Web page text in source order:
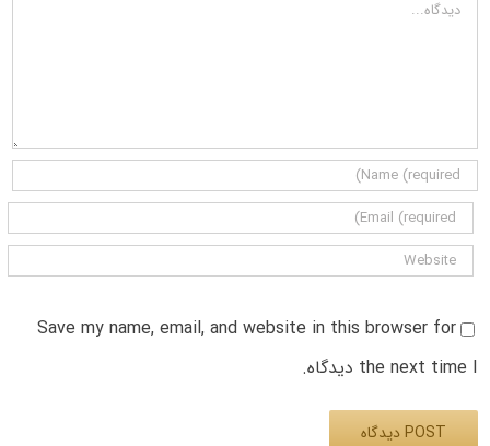
Save my name, email, and website in this browser for
the next time I دیدگاه.